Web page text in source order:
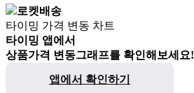
로켓배송
타이밍 가격 변동 차트
타이밍 앱에서
상품가격 변동그래프를 확인해보세요!
앱에서 확인하기